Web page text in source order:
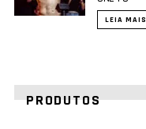
LEIA MAIS
PRODUTOS